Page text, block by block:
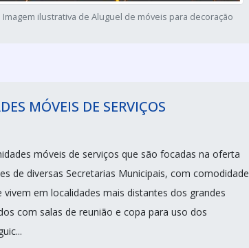
Imagem ilustrativa de Aluguel de móveis para decoração
MÓVEIS DE SERVIÇOS
móveis de serviços que são focadas na oferta
de diversas Secretarias Municipais, com comodidade
em localidades mais distantes dos grandes
com salas de reunião e copa para uso dos